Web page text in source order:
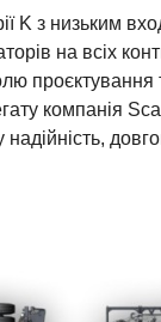
K з низьким
на всіх
проєктування
компанія